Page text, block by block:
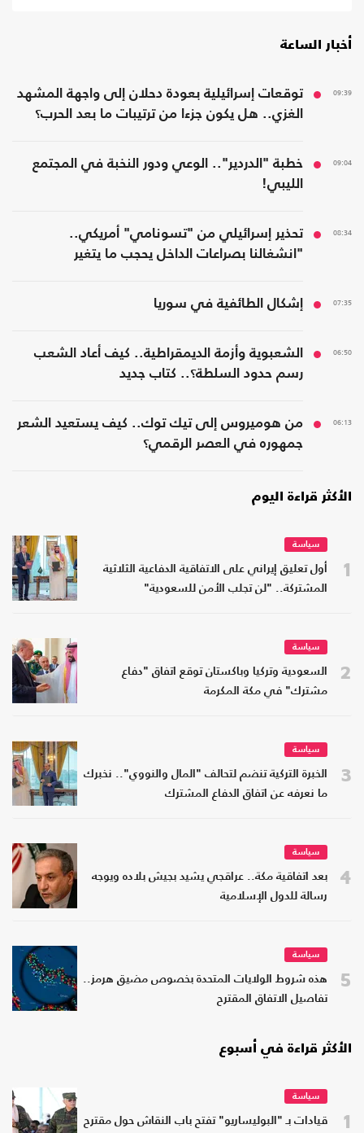
أخبار الساعة
09:39
توقعات إسرائيلية بعودة دحلان إلى واجهة المشهد
الغزي.. هل يكون جزءا من ترتيبات ما بعد الحرب؟
09:04
خطبة "الدردير".. الوعي ودور النخبة في المجتمع
الليبي!
08:34
تحذير إسرائيلي من "تسونامي" أمريكي..
"انشغالنا بصراعات الداخل يحجب ما يتغير
07:35 إشكال الطائفية في سوريا
06:50
الشعبوية وأزمة الديمقراطية.. كيف أعاد الشعب
رسم حدود السلطة؟.. كتاب جديد
06:13
من هوميروس إلى تيك توك.. كيف يستعيد الشعر
جمهوره في العصر الرقمي؟
الأكثر قراءة اليوم
1
سياسة
أول تعليق إيراني على الاتفاقية الدفاعية الثلاثية
المشتركة.. "لن تجلب الأمن للسعودية"
2
سياسة
السعودية وتركيا وباكستان توقع اتفاق "دفاع
مشترك" في مكة المكرمة
3
سياسة
الخبرة التركية تنضم لتحالف "المال والنووي".. نخبرك
ما نعرفه عن اتفاق الدفاع المشترك
4
سياسة
بعد اتفاقية مكة.. عراقجي يشيد بجيش بلاده ويوجه
رسالة للدول الإسلامية
5
سياسة
هذه شروط الولايات المتحدة بخصوص مضيق هرمز..
تفاصيل الاتفاق المقترح
الأكثر قراءة في أسبوع
1
سياسة
قيادات بـ "البوليساريو" تفتح باب النقاش حول مقترح